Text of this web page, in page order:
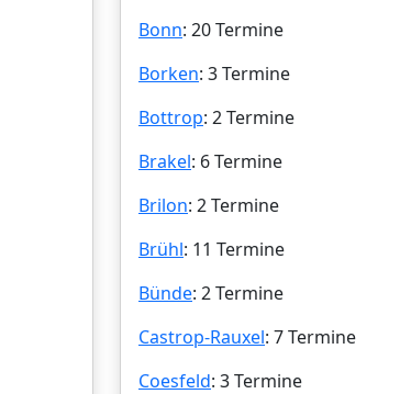
Bonn: 20 Termine
Borken: 3 Termine
Bottrop: 2 Termine
Brakel: 6 Termine
Brilon: 2 Termine
Brühl: 11 Termine
Bünde: 2 Termine
Castrop-Rauxel: 7 Termine
Coesfeld: 3 Termine